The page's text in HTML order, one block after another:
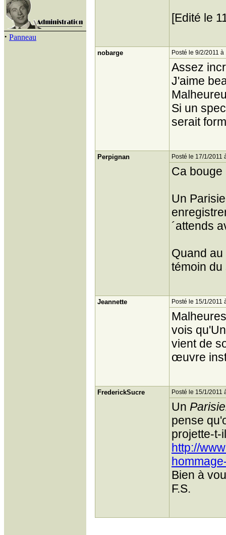
· Panneau
[Edité le
nobarge Posté le 9/2/2011 à
Assez
J'aime
Si un
serait
Perpignan Posté le 17/1/2011
Ca bouge
Un
´attends
Quand au
témoin du
Jeannette Posté le 15/1/2011
vois
vient de
œuvre
FrederickSucre Posté le 15/1/2011
Un
pense
projette-t-
http://
Bien à
F.S.